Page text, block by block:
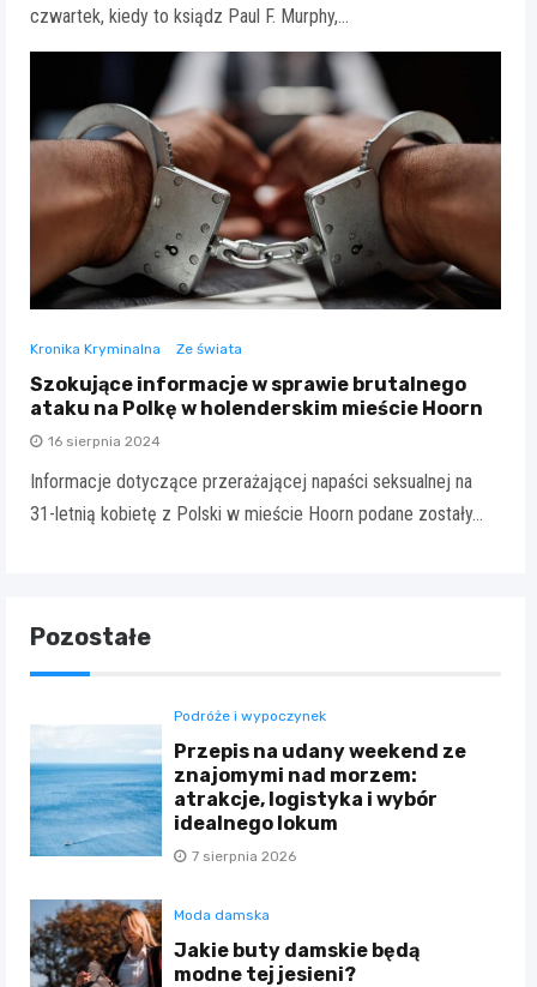
czwartek, kiedy to ksiądz Paul F. Murphy,…
Kronika Kryminalna Ze świata
Szokujące informacje w sprawie brutalnego
ataku na Polkę w holenderskim mieście Hoorn
16 sierpnia 2024
Informacje dotyczące przerażającej napaści seksualnej na
31-letnią kobietę z Polski w mieście Hoorn podane zostały…
Pozostałe
Podróże i wypoczynek
Przepis na udany weekend ze
znajomymi nad morzem:
atrakcje, logistyka i wybór
idealnego lokum
7 sierpnia 2026
Moda damska
Jakie buty damskie będą
modne tej jesieni?